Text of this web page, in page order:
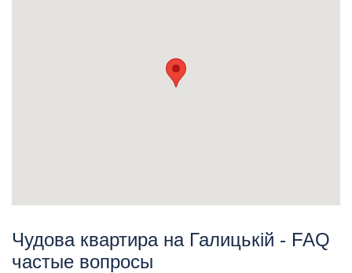
Чудова квартира на Галицькій - FAQ
частые вопросы